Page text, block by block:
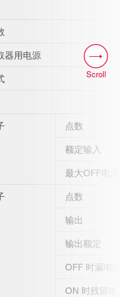
器用电源
点数
额定输入
最大OFF电
点数
输出
输出额定
OFF 时漏电
ON 时残留电
Scroll